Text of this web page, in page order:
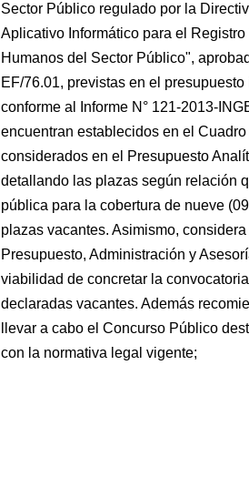
Sector Público regulado por la
Aplicativo Informático para el
Humanos del Sector Público",
EF/76.01, previstas en el
conforme al Informe N° 121-2013-
encuentran establecidos en el
considerados en el Presupuesto
detallando las plazas según relación
pública para la cobertura de nueve
plazas vacantes. Asimismo,
Presupuesto, Administración y
viabilidad de concretar la
declaradas vacantes. Además
llevar a cabo el Concurso Público
con la normativa legal vigente;